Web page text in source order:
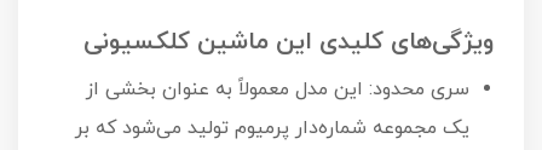
ویژگی‌های کلیدی این ماشین کلکسیونی
سری محدود: این مدل معمولاً به عنوان بخشی از
یک مجموعه شماره‌دار پرمیوم تولید می‌شود که بر